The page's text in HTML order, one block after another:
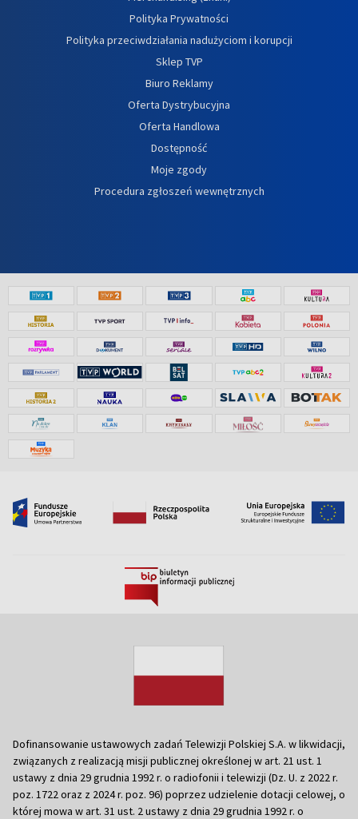
Polityka Prywatności
Polityka przeciwdziałania nadużyciom i korupcji
Sklep TVP
Biuro Reklamy
Oferta Dystrybucyjna
Oferta Handlowa
Dostępność
Moje zgody
Procedura zgłoszeń wewnętrznych
Dofinansowanie ustawowych zadań Telewizji Polskiej S.A. w likwidacji,
związanych z realizacją misji publicznej określonej w art. 21 ust. 1
ustawy z dnia 29 grudnia 1992 r. o radiofonii i telewizji (Dz. U. z 2022 r.
poz. 1722 oraz z 2024 r. poz. 96) poprzez udzielenie dotacji celowej, o
której mowa w art. 31 ust. 2 ustawy z dnia 29 grudnia 1992 r. o